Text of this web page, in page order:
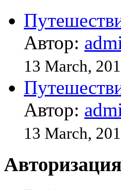
Автор:
13 March,
Автор:
13 March,
Авторизация